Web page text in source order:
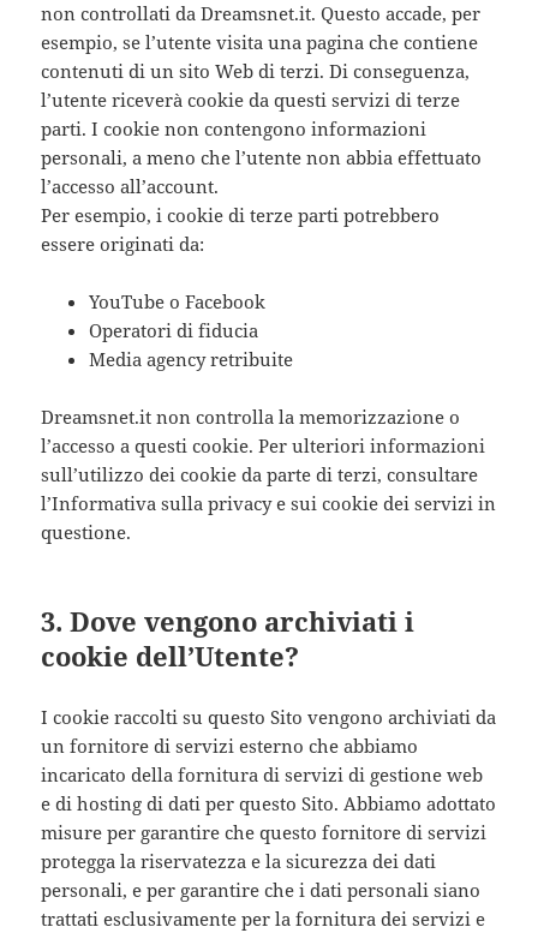
non controllati da Dreamsnet.it. Questo accade, per
esempio, se l’utente visita una pagina che contiene
contenuti di un sito Web di terzi. Di conseguenza,
l’utente riceverà cookie da questi servizi di terze
parti. I cookie non contengono informazioni
personali, a meno che l’utente non abbia effettuato
l’accesso all’account.
Per esempio, i cookie di terze parti potrebbero
essere originati da:
YouTube o Facebook
Operatori di fiducia
Media agency retribuite
Dreamsnet.it non controlla la memorizzazione o
l’accesso a questi cookie. Per ulteriori informazioni
sull’utilizzo dei cookie da parte di terzi, consultare
l’Informativa sulla privacy e sui cookie dei servizi in
questione.
3. Dove vengono archiviati i
cookie dell’Utente?
I cookie raccolti su questo Sito vengono archiviati da
un fornitore di servizi esterno che abbiamo
incaricato della fornitura di servizi di gestione web
e di hosting di dati per questo Sito. Abbiamo adottato
misure per garantire che questo fornitore di servizi
protegga la riservatezza e la sicurezza dei dati
personali, e per garantire che i dati personali siano
trattati esclusivamente per la fornitura dei servizi e